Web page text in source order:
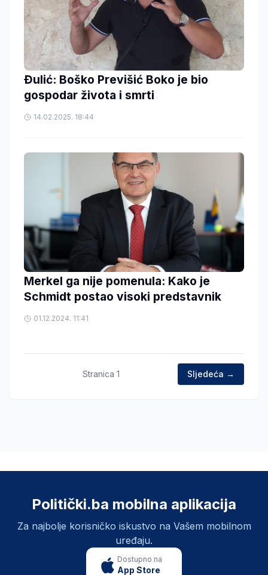
Đulić: Boško Previšić Boko je bio
gospodar života i smrti
14.02.2025. 18:44
Merkel ga nije pomenula: Kako je
Schmidt postao visoki predstavnik
01.12.2024. 11:41
Stranica 1 Sljedeća →
Politički.ba mobilna aplikacija
Za najbolje korisničko iskustvo na Vašem mobilnom
uređaju.
Dostupno na
App Store